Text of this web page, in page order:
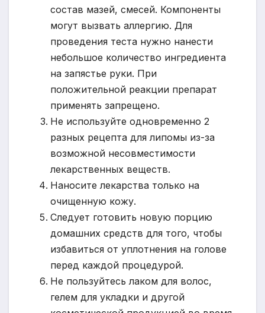
состав мазей, смесей. Компоненты
могут вызвать аллергию. Для
проведения теста нужно нанести
небольшое количество ингредиента
на запястье руки. При
положительной реакции препарат
применять запрещено.
Не используйте одновременно 2
разных рецепта для липомы из-за
возможной несовместимости
лекарственных веществ.
Наносите лекарства только на
очищенную кожу.
Следует готовить новую порцию
домашних средств для того, чтобы
избавиться от уплотнения на голове
перед каждой процедурой.
Не пользуйтесь лаком для волос,
гелем для укладки и другой